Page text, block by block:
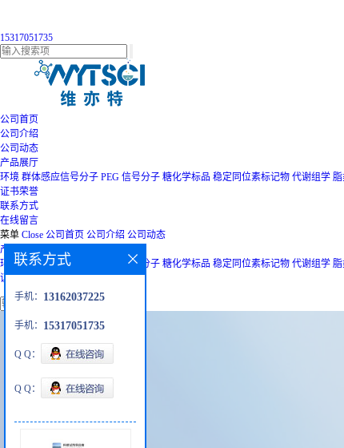
15317051735
公司首页
公司介绍
公司动态
产品展厅
环境 群体感应信号分子 PEG 信号分子 糖化学标品 稳定同位素标记物 代谢组学
证书荣誉
联系方式
在线留言
菜单 Close 公司首页 公司介绍 公司动态
产品展厅
环境 群体感应信号分子 信号分子 糖化学标品 稳定同位素标记物 代谢组学
证书荣誉 联系方式 在线留言
联系方式
手机： 13162037225
手机： 15317051735
Q Q：
Q Q：